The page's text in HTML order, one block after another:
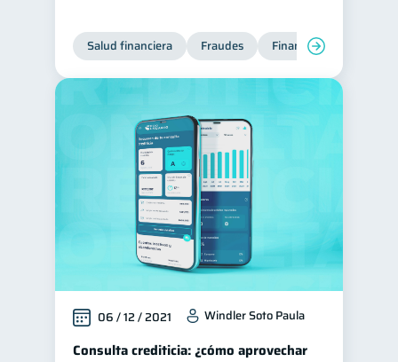
Salud financiera Fraudes Finanzas personales
06 / 12 / 2021 Windler Soto Paula
Consulta crediticia: ¿cómo aprovechar